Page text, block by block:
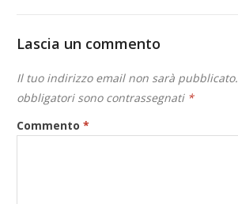
Lascia un commento
Il tuo indirizzo email non sarà pubblicato.
obbligatori sono contrassegnati *
Commento*